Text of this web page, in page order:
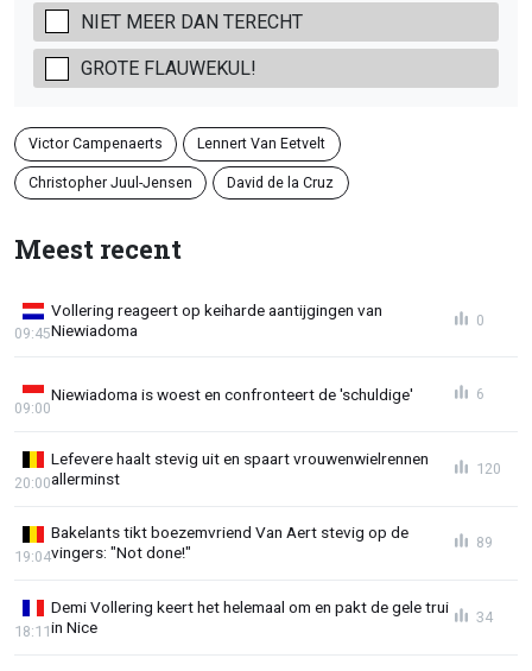
NIET MEER DAN TERECHT
GROTE FLAUWEKUL!
Victor Campenaerts Lennert Van Eetvelt
Christopher Juul-Jensen David de la Cruz
Meest recent
Vollering reageert op keiharde aantijgingen van
Niewiadoma
09:45
0
Niewiadoma is woest en confronteert de 'schuldige'
09:00
6
Lefevere haalt stevig uit en spaart vrouwenwielrennen
allerminst
20:00
120
Bakelants tikt boezemvriend Van Aert stevig op de
vingers: "Not done!"
19:04
89
Demi Vollering keert het helemaal om en pakt de gele trui
in Nice
18:11
34